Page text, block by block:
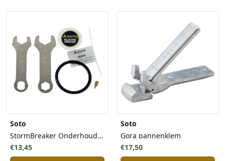
Soto
StormBreaker Onderhoudskit
€13,45
Soto
Gora pannenklem
€17,50